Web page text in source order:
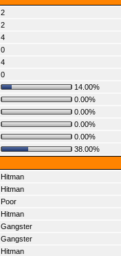
2
2
4
0
4
0
14.00%
0.00%
0.00%
0.00%
0.00%
38.00%
Hitman
Hitman
Poor
Hitman
Gangster
Gangster
Hitman